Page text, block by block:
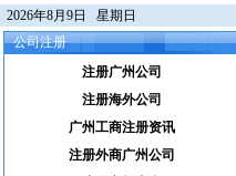
2026年8月9日 星期日
公司注册
注册广州公司
注册海外公司
广州工商注册资讯
注册外商广州公司